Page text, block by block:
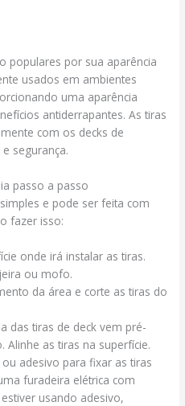
populares por sua aparência
usados em ambientes
uma aparência
antiderrapantes. As tiras
com os decks de
segurança.
passo a passo
e pode ser feita com
fazer isso:
onde irá instalar as tiras.
ou mofo.
da área e corte as tiras do
das tiras de deck vem pré-
Alinhe as tiras na superfície.
adesivo para fixar as tiras
furadeira elétrica com
usando adesivo,